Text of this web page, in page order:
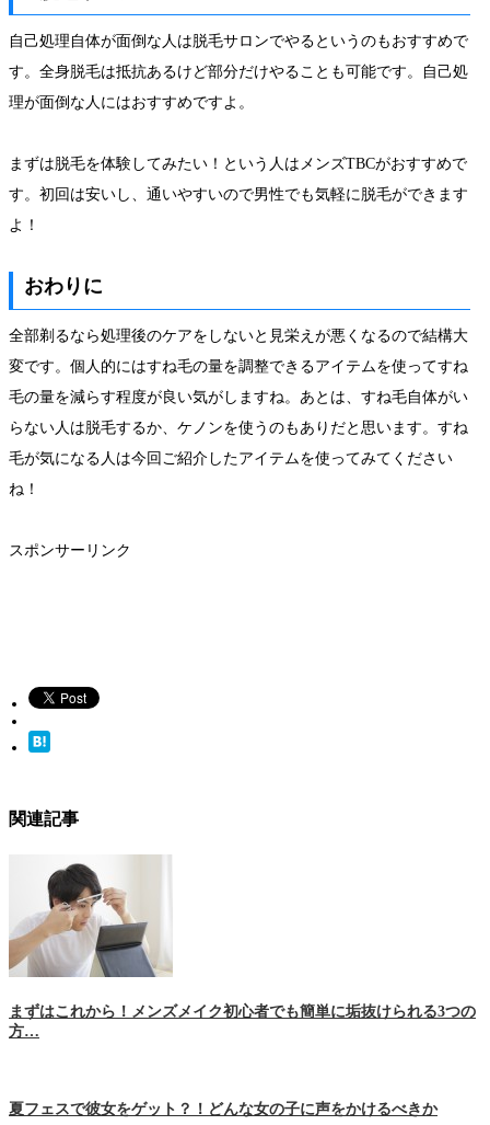
自己処理自体が面倒な人は脱毛サロンでやるというのもおすすめで
す。全身脱毛は抵抗あるけど部分だけやることも可能です。自己処
理が面倒な人にはおすすめですよ。
まずは脱毛を体験してみたい！という人はメンズTBCがおすすめで
す。初回は安いし、通いやすいので男性でも気軽に脱毛ができます
よ！
おわりに
全部剃るなら処理後のケアをしないと見栄えが悪くなるので結構大
変です。個人的にはすね毛の量を調整できるアイテムを使ってすね
毛の量を減らす程度が良い気がしますね。あとは、すね毛自体がい
らない人は脱毛するか、ケノンを使うのもありだと思います。すね
毛が気になる人は今回ご紹介したアイテムを使ってみてください
ね！
スポンサーリンク
関連記事
まずはこれから！メンズメイク初心者でも簡単に垢抜けられる3つの
方…
夏フェスで彼女をゲット？！どんな女の子に声をかけるべきか